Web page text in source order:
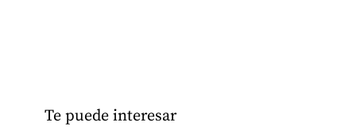
Te puede interesar